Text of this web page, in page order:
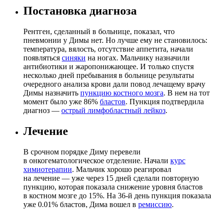
Постановка диагноза
Рентген, сделанный в больнице, показал, что
пневмонии у Димы нет. Но лучше ему не становилось:
температура, вялость, отсутствие аппетита, начали
появляться синяки на ногах. Мальчику назначили
антибиотики и жаропонижающее. И только спустя
несколько дней пребывания в больнице результаты
очередного анализа крови дали повод лечащему врачу
Димы назначить пункцию костного мозга. В нем на тот
момент было уже 86% бластов. Пункция подтвердила
диагноз — острый лимфобластный лейкоз.
Лечение
В срочном порядке Диму перевели
в онкогематологическое отделение. Начали курс
химиотерапии. Мальчик хорошо реагировал
на лечение — уже через 15 дней сделали повторную
пункцию, которая показала снижение уровня бластов
в костном мозге до 15%. На 36-й день пункция показала
уже 0.01% бластов, Дима вошел в ремиссию.